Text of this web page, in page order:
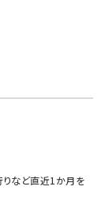
りなど直近1か月を